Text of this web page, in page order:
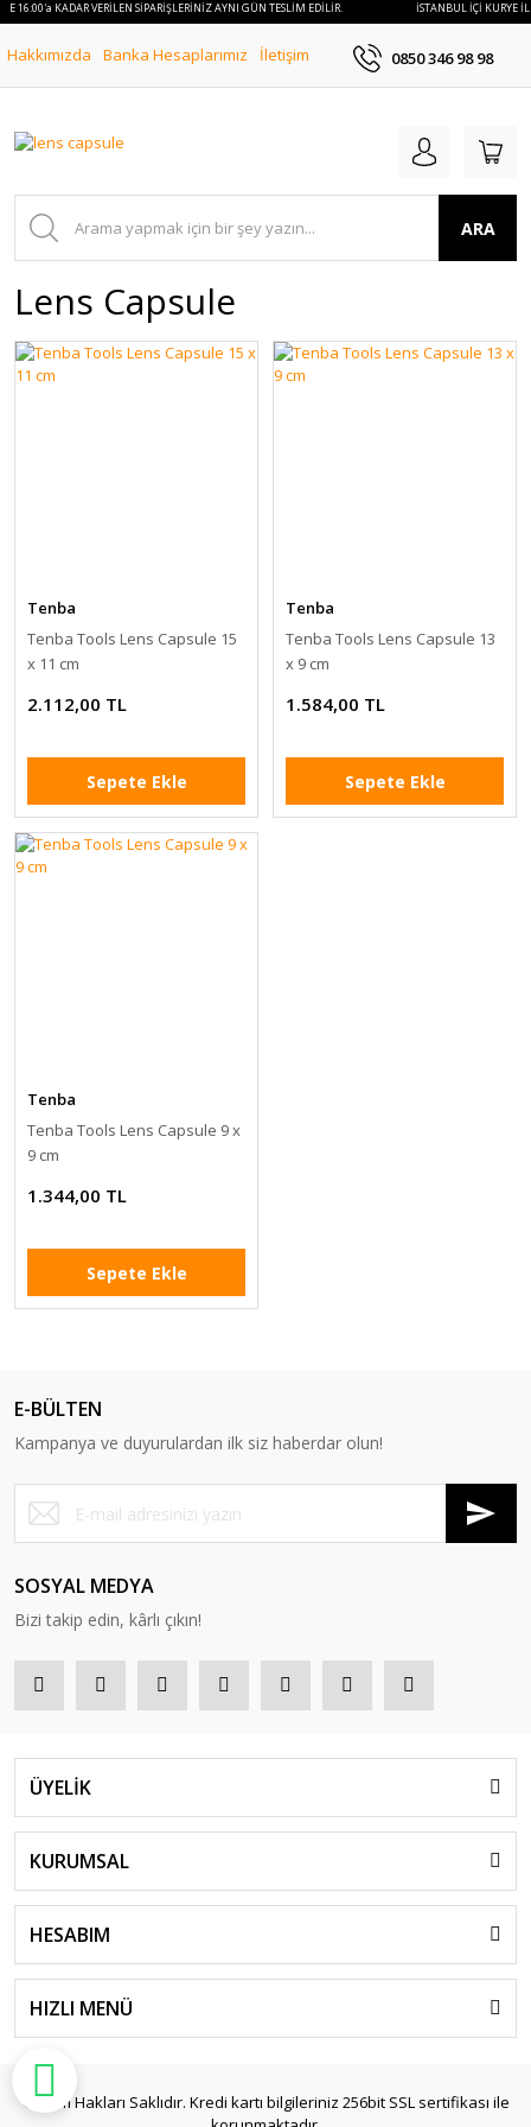
16:00'a KADAR VERİLEN SİPARİŞLERİNİZ AYNI GÜN TESLİM EDİLİR. İSTANBUL İÇİ KURYE
Hakkımızda Banka Hesaplarımız İletişim 0850 346 98 98
ARA
Lens Capsule
Tenba
Tenba Tools Lens Capsule 15
x 11 cm
2.112,00 TL
Sepete Ekle
Tenba
Tenba Tools Lens Capsule 13
x 9 cm
1.584,00 TL
Sepete Ekle
Tenba
Tenba Tools Lens Capsule 9 x
9 cm
1.344,00 TL
Sepete Ekle
E-BÜLTEN
Kampanya ve duyurulardan ilk siz haberdar olun!
SOSYAL MEDYA
Bizi takip edin, kârlı çıkın!
ÜYELİK
KURUMSAL
HESABIM
HIZLI MENÜ
© Tüm Hakları Saklıdır. Kredi kartı bilgileriniz 256bit SSL sertifikası ile